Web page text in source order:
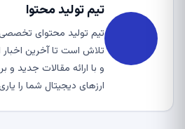
تیم تولید محتوا
تیم تولید محتوای تخصصی
تلاش است تا آخرین اخبار
و با ارائه مقالات جدید و
ارزهای دیجیتال شما را